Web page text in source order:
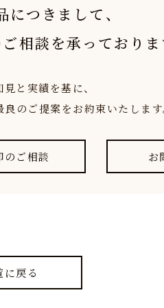
つきまして、
相談を承っておりま
と実績を基に、
のご提案をお約束いたします
のご相談 お
に戻る